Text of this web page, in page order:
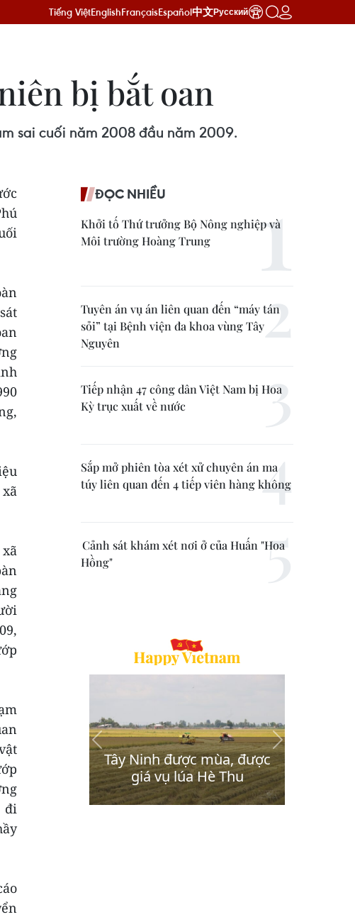
Tiếng ViệtEnglishFrançaisEspañol中文Русский
bị bắt oan
sai cuối năm 2008 đầu năm 2009.
đi
ĐỌC NHIỀU
Khởi tố Thứ trưởng Bộ Nông nghiệp và
Môi trường Hoàng Trung
Tuyên án vụ án liên quan đến “máy tán
sỏi” tại Bệnh viện đa khoa vùng Tây
Nguyên
Tiếp nhận 47 công dân Việt Nam bị Hoa
Kỳ trục xuất về nước
Sắp mở phiên tòa xét xử chuyên án ma
túy liên quan đến 4 tiếp viên hàng không
Cảnh sát khám xét nơi ở của Huấn "Hoa
Hồng"